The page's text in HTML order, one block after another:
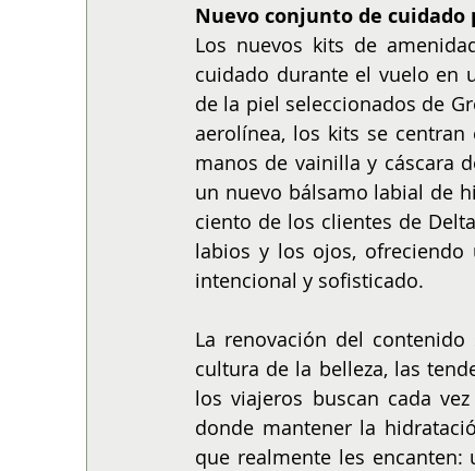
Nuevo conjunto de cuidado
Los nuevos kits de
cuidado durante el vuelo en
de la piel seleccionados de
aerolínea, los kits se
manos de vainilla y cáscara
un nuevo bálsamo labial de
ciento de los clientes de
labios y los ojos,
intencional y sofisticado.
La renovación del
cultura de la belleza, las
los viajeros buscan cada
donde mantener la
que realmente les